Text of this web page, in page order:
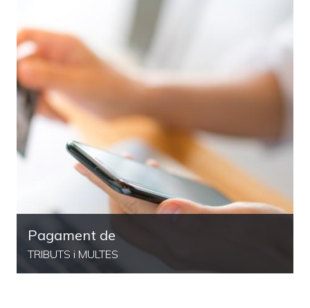
Pagament de
TRIBUTS i MULTES